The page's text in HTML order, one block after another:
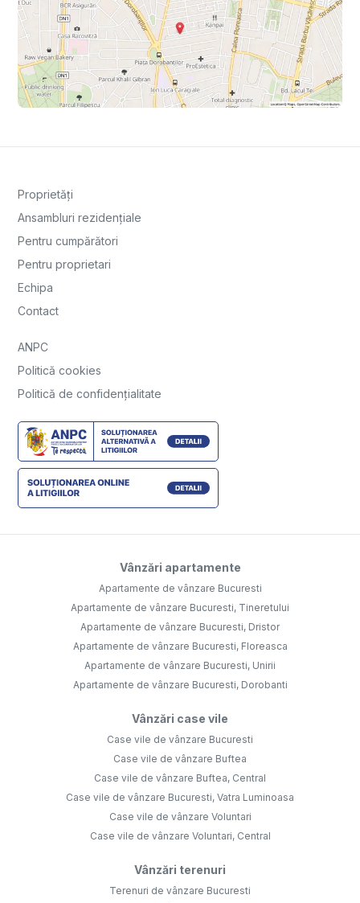
Proprietăți
Ansambluri rezidențiale
Pentru cumpărători
Pentru proprietari
Echipa
Contact
ANPC
Politică cookies
Politică de confidențialitate
Vânzări apartamente
Apartamente de vânzare Bucuresti
Apartamente de vânzare Bucuresti, Tineretului
Apartamente de vânzare Bucuresti, Dristor
Apartamente de vânzare Bucuresti, Floreasca
Apartamente de vânzare Bucuresti, Unirii
Apartamente de vânzare Bucuresti, Dorobanti
Vânzări case vile
Case vile de vânzare Bucuresti
Case vile de vânzare Buftea
Case vile de vânzare Buftea, Central
Case vile de vânzare Bucuresti, Vatra Luminoasa
Case vile de vânzare Voluntari
Case vile de vânzare Voluntari, Central
Vânzări terenuri
Terenuri de vânzare Bucuresti